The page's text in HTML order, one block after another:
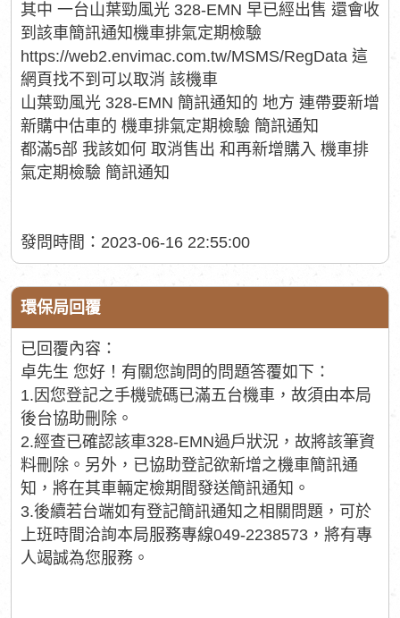
其中 一台山葉勁風光 328-EMN 早已經出售 還會收
到該車簡訊通知機車排氣定期檢驗
https://web2.envimac.com.tw/MSMS/RegData 這
網頁找不到可以取消 該機車
山葉勁風光 328-EMN 簡訊通知的 地方 連帶要新增
新購中估車的 機車排氣定期檢驗 簡訊通知
都滿5部 我該如何 取消售出 和再新增購入 機車排
氣定期檢驗 簡訊通知
發問時間：2023-06-16 22:55:00
環保局回覆
已回覆內容：
卓先生 您好！有關您詢問的問題答覆如下：
1.因您登記之手機號碼已滿五台機車，故須由本局
後台協助刪除。
2.經查已確認該車328-EMN過戶狀況，故將該筆資
料刪除。另外，已協助登記欲新增之機車簡訊通
知，將在其車輛定檢期間發送簡訊通知。
3.後續若台端如有登記簡訊通知之相關問題，可於
上班時間洽詢本局服務專線049-2238573，將有專
人竭誠為您服務。